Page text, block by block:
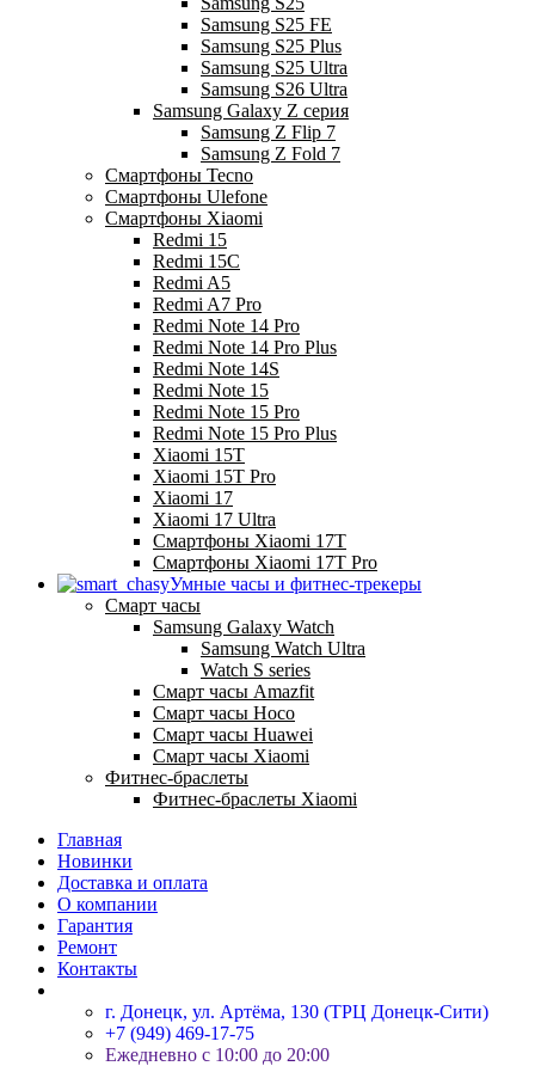
Samsung S25 FE
Samsung S25 Plus
Samsung S25 Ultra
Samsung S26 Ultra
Samsung Galaxy Z серия
Samsung Z Flip 7
Samsung Z Fold 7
Смартфоны Tecno
Смартфоны Ulefone
Смартфоны Xiaomi
Redmi 15
Redmi 15C
Redmi A5
Redmi A7 Pro
Redmi Note 14 Pro
Redmi Note 14 Pro Plus
Redmi Note 14S
Redmi Note 15
Redmi Note 15 Pro
Redmi Note 15 Pro Plus
Xiaomi 15T
Xiaomi 15T Pro
Xiaomi 17
Xiaomi 17 Ultra
Смартфоны Xiaomi 17Т
Смартфоны Xiaomi 17Т Pro
Умные часы и фитнес-трекеры
Смарт часы
Samsung Galaxy Watch
Samsung Watch Ultra
Watch S series
Смарт часы Amazfit
Смарт часы Hoco
Смарт часы Huawei
Смарт часы Xiaomi
Фитнес-браслеты
Фитнес-браслеты Xiaomi
Главная
Новинки
Доставка и оплата
О компании
Гарантия
Ремонт
Контакты
г. Донецк, ул. Артёма, 130 (ТРЦ Донецк-Сити)
+7 (949) 469-17-75
Ежедневно с 10:00 до 20:00